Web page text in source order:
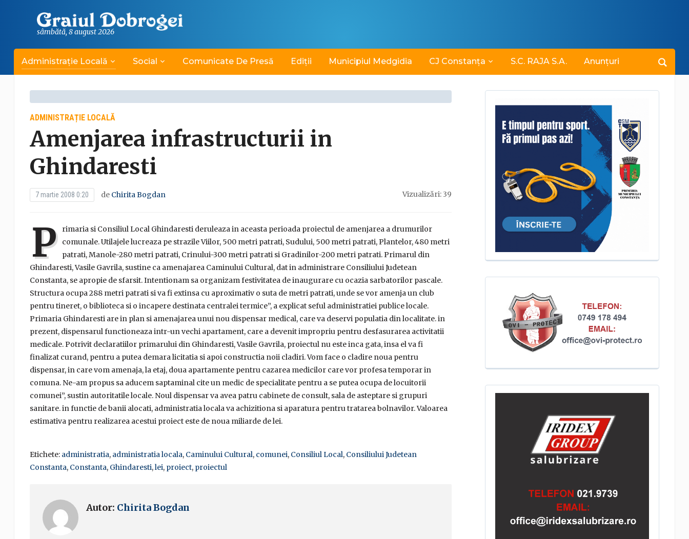
sâmbătă, 8 august 2026
Administrație Locală Social Comunicate De Presă Ediții Municipiul Medgidia CJ Constanța S.C. RAJA S.A. Anunțuri
ADMINISTRAȚIE LOCALĂ
Amenjarea infrastructurii in
Ghindaresti
7 martie 2008 0:20 de Chirita Bogdan Vizualizări: 39
P
rimaria si Consiliul Local Ghindaresti deruleaza in aceasta perioada proiectul de amenjarea a drumurilor
comunale. Utilajele lucreaza pe strazile Viilor, 500 metri patrati, Sudului, 500 metri patrati, Plantelor, 480 metri
patrati, Manole-280 metri patrati, Crinului-300 metri patrati si Gradinilor-200 metri patrati. Primarul din
Ghindaresti, Vasile Gavrila, sustine ca amenajarea Caminului Cultural, dat in administrare Consiliului Judetean
Constanta, se apropie de sfarsit. Intentionam sa organizam festivitatea de inaugurare cu ocazia sarbatorilor pascale.
Structura ocupa 288 metri patrati si va fi extinsa cu aproximativ o suta de metri patrati, unde se vor amenja un club
pentru tineret, o biblioteca si o incapere destinata centralei termice”, a explicat seful administratiei publice locale.
Primaria Ghindaresti are in plan si amenajarea unui nou dispensar medical, care va deservi populatia din localitate. in
prezent, dispensarul functioneaza intr-un vechi apartament, care a devenit impropriu pentru desfasurarea activitatii
medicale. Potrivit declaratiilor primarului din Ghindaresti, Vasile Gavrila, proiectul nu este inca gata, insa el va fi
finalizat curand, pentru a putea demara licitatia si apoi constructia noii cladiri. Vom face o cladire noua pentru
dispensar, in care vom amenaja, la etaj, doua apartamente pentru cazarea medicilor care vor profesa temporar in
comuna. Ne-am propus sa aducem saptaminal cite un medic de specialitate pentru a se putea ocupa de locuitorii
comunei”, sustin autoritatile locale. Noul dispensar va avea patru cabinete de consult, sala de asteptare si grupuri
sanitare. in functie de banii alocati, administratia locala va achizitiona si aparatura pentru tratarea bolnavilor. Valoarea
estimativa pentru realizarea acestui proiect este de noua miliarde de lei.
Etichete: administratia, administratia locala, Caminului Cultural, comunei, Consiliul Local, Consiliului Judetean
Constanta, Constanta, Ghindaresti,lei, proiect, proiectul
Autor: Chirita Bogdan